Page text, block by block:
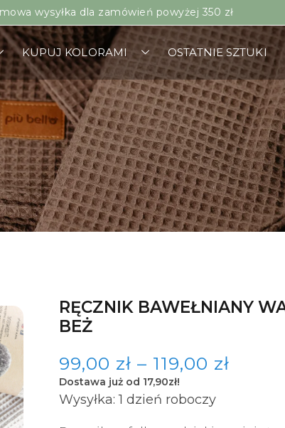
wysyłka dla zamówień powyżej 350 zł
KUPUJ KOLORAMI OSTATNIE SZTUKI
RĘCZNIK BAWEŁNIANY
BEŻ
99,00 zł – 119,00 zł
Dostawa już od 17,90zł!
Wysyłka: 1 dzień roboczy